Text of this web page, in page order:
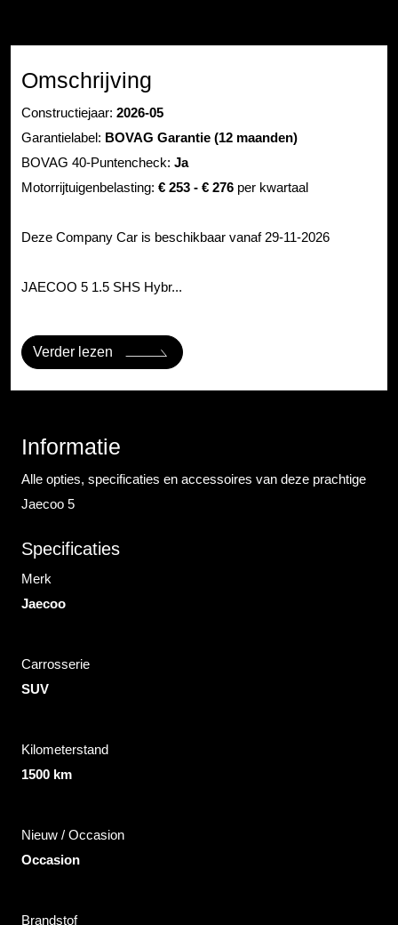
Omschrijving
Constructiejaar: 2026-05
Garantielabel: BOVAG Garantie (12 maanden)
BOVAG 40-Puntencheck: Ja
Motorrijtuigenbelasting: € 253 - € 276 per kwartaal
Deze Company Car is beschikbaar vanaf 29-11-2026
JAECOO 5 1.5 SHS Hybr...
Verder lezen
Informatie
Alle opties, specificaties en accessoires van deze prachtige
Jaecoo 5
Specificaties
Merk
Jaecoo
Carrosserie
SUV
Kilometerstand
1500 km
Nieuw / Occasion
Occasion
Brandstof